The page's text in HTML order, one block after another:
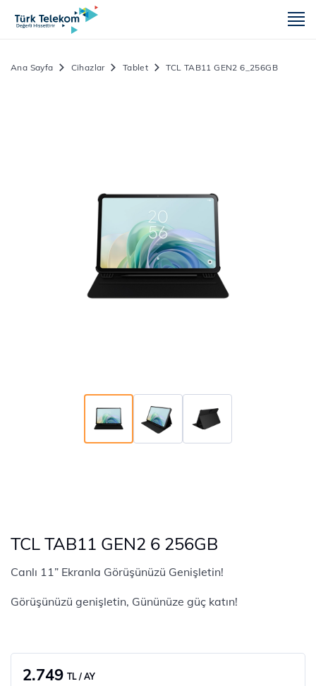
Ana Sayfa Cihazlar Tablet TCL TAB11 GEN2 6_256GB
TCL TAB11 GEN2 6 256GB
Canlı 11” Ekranla Görüşünüzü Genişletin!
Görüşünüzü genişletin, Gününüze güç katın!
2.749 TL / AY